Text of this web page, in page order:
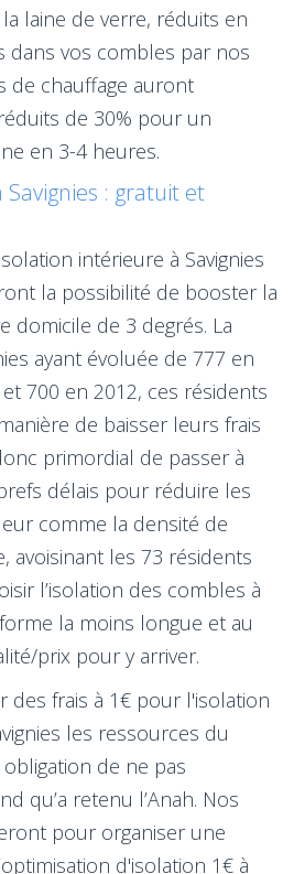
laine de verre, réduits en
vos combles par nos
de chauffage auront
de 30% pour un
en 3-4 heures.
Savignies : gratuit et
intérieure à Savignies
la possibilité de booster la
domicile de 3 degrés. La
ayant évoluée de 777 en
700 en 2012, ces résidents
de baisser leurs frais
primordial de passer à
délais pour réduire les
comme la densité de
avoisinant les 73 résidents
l’isolation des combles à
la moins longue et au
prix pour y arriver.
des frais à 1€ pour l'isolation
les ressources du
de ne pas
qu’a retenu l’Anah. Nos
pour organiser une
d'isolation 1€ à